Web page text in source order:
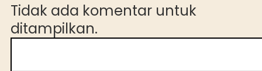
Tidak ada komentar untuk
ditampilkan.